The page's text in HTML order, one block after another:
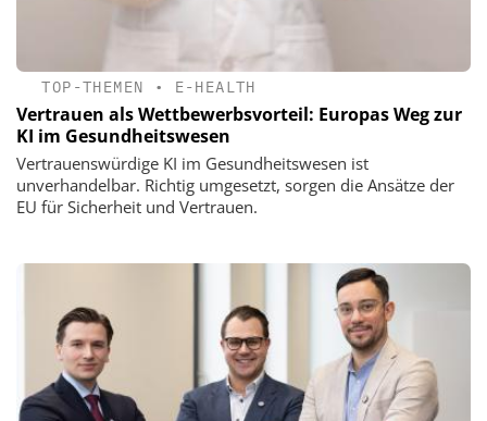
TOP-THEMEN • E-HEALTH
Vertrauen als Wettbewerbsvorteil: Europas Weg zur
KI im Gesundheitswesen
Vertrauenswürdige KI im Gesundheitswesen ist
unverhandelbar. Richtig umgesetzt, sorgen die Ansätze der
EU für Sicherheit und Vertrauen.